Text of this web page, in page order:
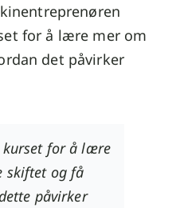
for å lære mer om
det påvirker
kurset for å lære
skiftet og få
påvirker